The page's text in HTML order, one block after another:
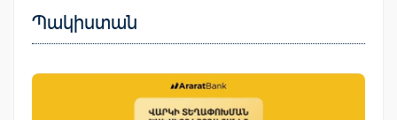
Պակիստան